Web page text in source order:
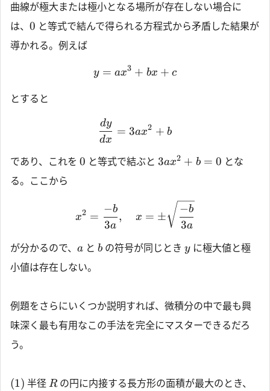
曲線が極大または極小となる場所が存在しない場合に
は、 0 と等式で結んで得られる方程式から矛盾した結果が
導かれる。例えば
y = ax3 + bx + c
とすると
dx
dy
= 3ax2 + b
であり、これを 0 と等式で結ぶと 3ax2 + b = 0 とな
る。ここから
x2 =
3a
−b
, x = ±
3a
−b
が分かるので、 a と b の符号が同じとき yに極大値と極
小値は存在しない。
例題をさらにいくつか説明すれば、微積分の中で最も興
味深く最も有用なこの手法を完全にマスターできるだろ
う。
(1) 半径 Rの円に内接する長方形の面積が最大のとき、